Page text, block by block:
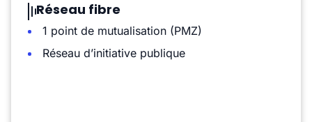
Réseau fibre
1 point de mutualisation (PMZ)
Réseau d’initiative publique